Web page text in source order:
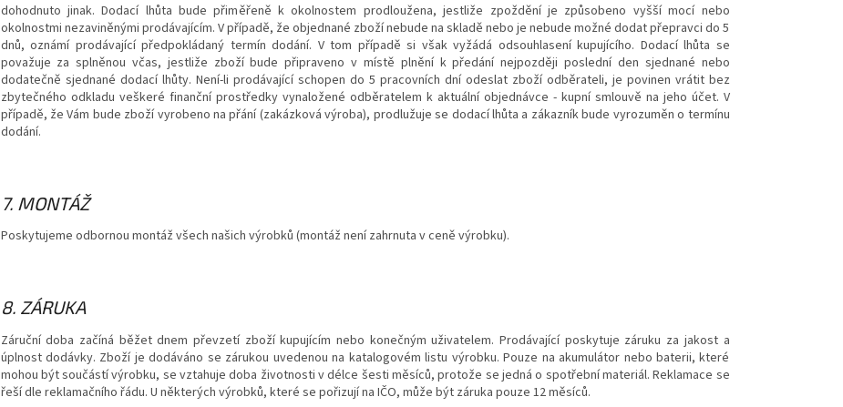
dohodnuto jinak. Dodací lhůta bude přiměřeně k okolnostem prodloužena, jestliže zpoždění je způsobeno vyšší mocí nebo
okolnostmi nezaviněnými prodávajícím. V případě, že objednané zboží nebude na skladě nebo je nebude možné dodat přepravci do 5
dnů, oznámí prodávající předpokládaný termín dodání. V tom případě si však vyžádá odsouhlasení kupujícího. Dodací lhůta se
považuje za splněnou včas, jestliže zboží bude připraveno v místě plnění k předání nejpozději poslední den sjednané nebo
dodatečně sjednané dodací lhůty. Není-li prodávající schopen do 5 pracovních dní odeslat zboží odběrateli, je povinen vrátit bez
zbytečného odkladu veškeré finanční prostředky vynaložené odběratelem k aktuální objednávce - kupní smlouvě na jeho účet. V
případě, že Vám bude zboží vyrobeno na přání (zakázková výroba), prodlužuje se dodací lhůta a zákazník bude vyrozuměn o termínu
dodání.
7. MONTÁŽ
Poskytujeme odbornou montáž všech našich výrobků (montáž není zahrnuta v ceně výrobku).
8. ZÁRUKA
Záruční doba začíná běžet dnem převzetí zboží kupujícím nebo konečným uživatelem. Prodávající poskytuje záruku za jakost a
úplnost dodávky. Zboží je dodáváno se zárukou uvedenou na katalogovém listu výrobku. Pouze na akumulátor nebo baterii, které
mohou být součástí výrobku, se vztahuje doba životnosti v délce šesti měsíců, protože se jedná o spotřební materiál. Reklamace se
řeší dle reklamačního řádu. U některých výrobků, které se pořizují na IČO, může být záruka pouze 12 měsíců.